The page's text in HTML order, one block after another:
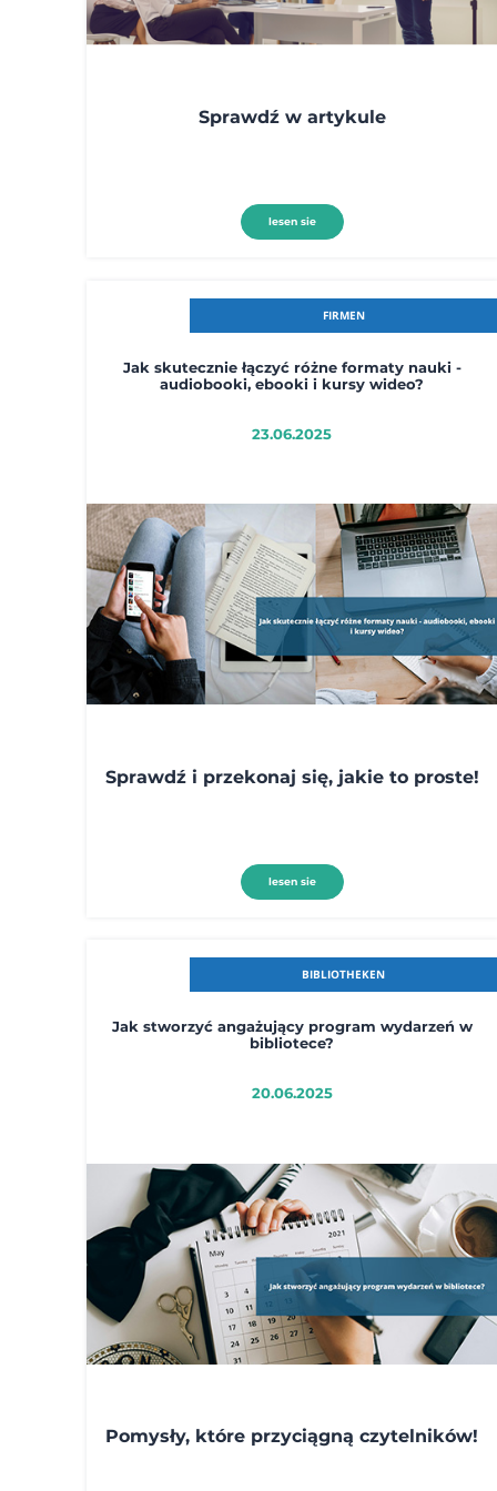
Sprawdź w artykule
lesen sie
FIRMEN
Jak skutecznie łączyć różne formaty nauki -
audiobooki, ebooki i kursy wideo?
23.06.2025
Sprawdź i przekonaj się, jakie to proste!
lesen sie
BIBLIOTHEKEN
Jak stworzyć angażujący program wydarzeń w
bibliotece?
20.06.2025
Pomysły, które przyciągną czytelników!